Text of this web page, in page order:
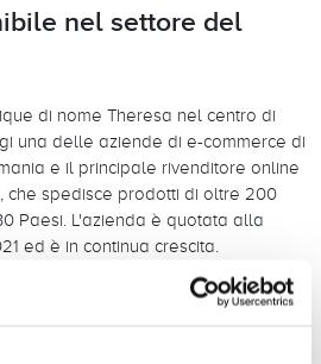
nel settore del
di nome Theresa nel centro di
una delle aziende di e-commerce di
e il principale rivenditore online
che spedisce prodotti di oltre 200
Paesi. L'azienda è quotata alla
ed è in continua crescita.
di business nel modo più
si è impegnata a raggiungere